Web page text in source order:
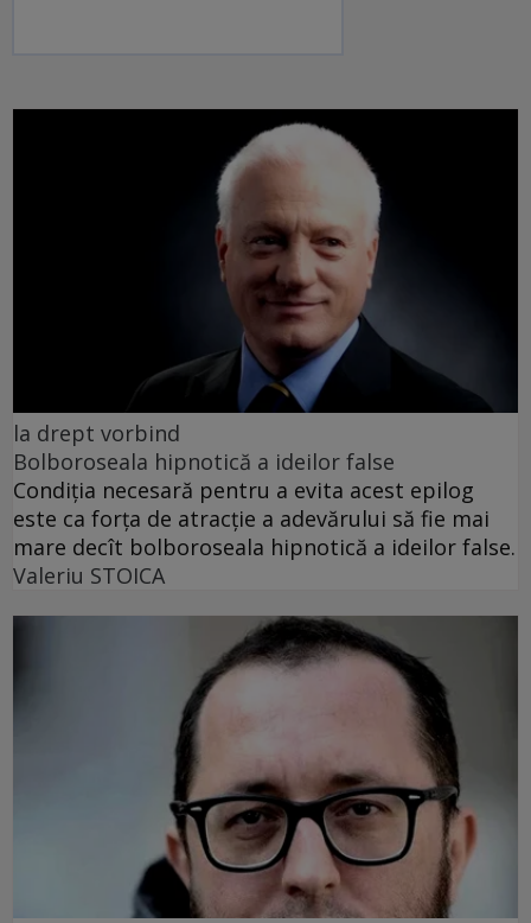
la drept vorbind
Bolboroseala hipnotică a ideilor false
Condiția necesară pentru a evita acest epilog
este ca forța de atracție a adevărului să fie mai
mare decît bolboroseala hipnotică a ideilor false.
Valeriu STOICA